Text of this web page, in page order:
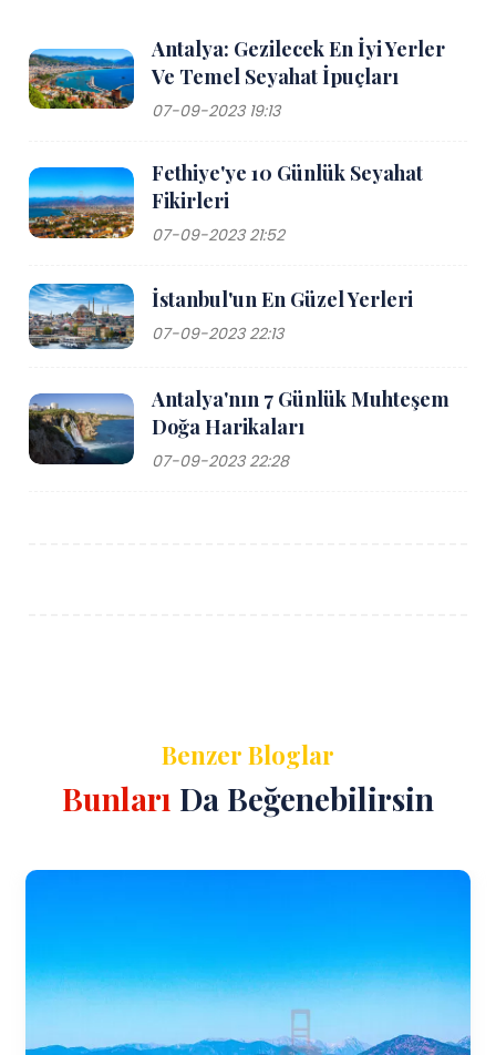
Antalya: Gezilecek En İyi Yerler
Ve Temel Seyahat İpuçları
07-09-2023 19:13
Fethiye'ye 10 Günlük Seyahat
Fikirleri
07-09-2023 21:52
İstanbul'un En Güzel Yerleri
07-09-2023 22:13
Antalya'nın 7 Günlük Muhteşem
Doğa Harikaları
07-09-2023 22:28
Benzer Bloglar
Bunları Da Beğenebilirsin